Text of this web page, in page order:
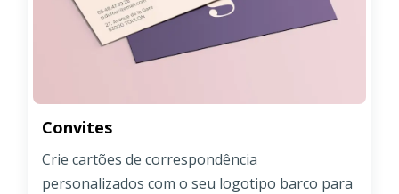
Convites
Crie cartões de correspondência
personalizados com o seu logotipo barco para